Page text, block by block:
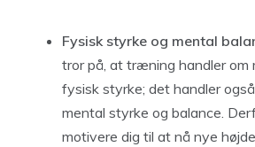
Fysisk styrke og mental
tror på, at træning handler om
fysisk styrke; det handler
mental styrke og balance.
motivere dig til at nå nye